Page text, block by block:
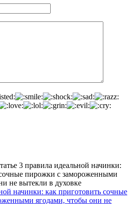
начинки: как приготовить сочные
ягодами, чтобы они не